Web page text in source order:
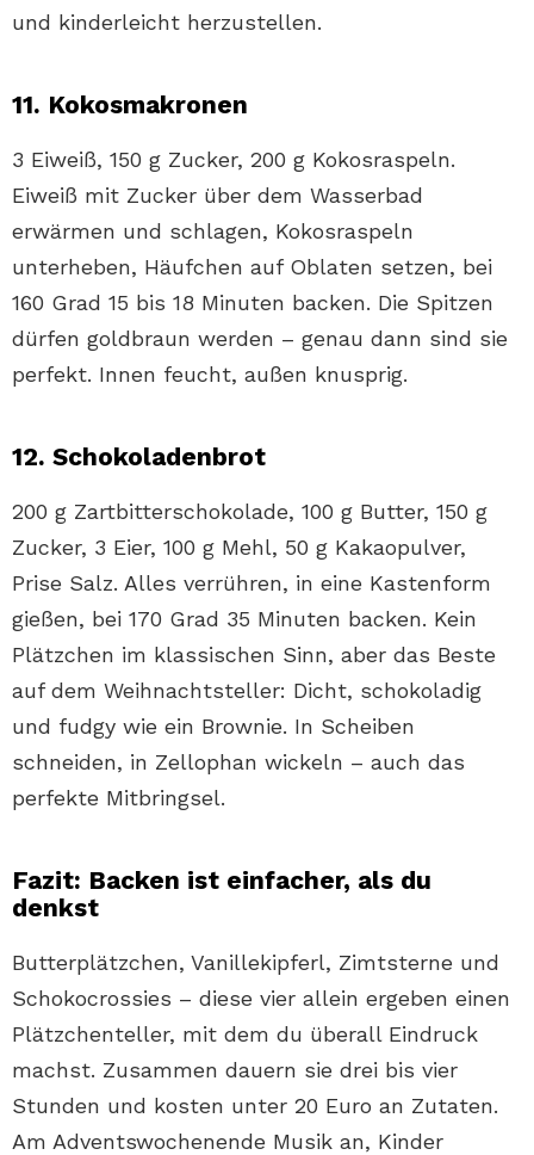
und kinderleicht herzustellen.
11. Kokosmakronen
3 Eiweiß, 150 g Zucker, 200 g Kokosraspeln.
Eiweiß mit Zucker über dem Wasserbad
erwärmen und schlagen, Kokosraspeln
unterheben, Häufchen auf Oblaten setzen, bei
160 Grad 15 bis 18 Minuten backen. Die Spitzen
dürfen goldbraun werden – genau dann sind sie
perfekt. Innen feucht, außen knusprig.
12. Schokoladenbrot
200 g Zartbitterschokolade, 100 g Butter, 150 g
Zucker, 3 Eier, 100 g Mehl, 50 g Kakaopulver,
Prise Salz. Alles verrühren, in eine Kastenform
gießen, bei 170 Grad 35 Minuten backen. Kein
Plätzchen im klassischen Sinn, aber das Beste
auf dem Weihnachtsteller: Dicht, schokoladig
und fudgy wie ein Brownie. In Scheiben
schneiden, in Zellophan wickeln – auch das
perfekte Mitbringsel.
Fazit: Backen ist einfacher, als du
denkst
Butterplätzchen, Vanillekipferl, Zimtsterne und
Schokocrossies – diese vier allein ergeben einen
Plätzchenteller, mit dem du überall Eindruck
machst. Zusammen dauern sie drei bis vier
Stunden und kosten unter 20 Euro an Zutaten.
Am Adventswochenende Musik an, Kinder